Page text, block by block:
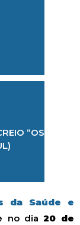
“OS
da Saúde e
no dia 20 de